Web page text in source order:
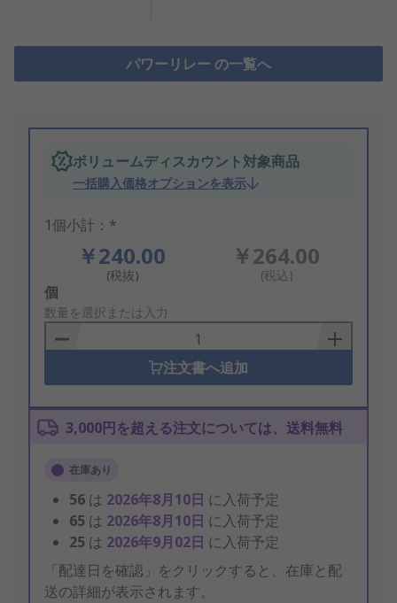
パワーリレー の一覧へ
ボリュームディスカウント対象商品
一括購入価格オプションを表示
1個小計：*
￥240.00
(税抜)
￥264.00
(税込)
Add
to
Basket
個
数量を選択または入力
注文書へ追加
3,000円を超える注文については、送料無料
在庫あり
56 は 2026年8月10日 に入荷予定
65 は 2026年8月10日 に入荷予定
25 は 2026年9月02日 に入荷予定
「配達日を確認」をクリックすると、在庫と配
送の詳細が表示されます。